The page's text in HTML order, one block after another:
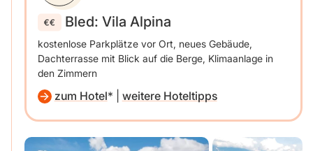
Bled: Vila Alpina
kostenlose Parkplätze vor Ort, neues Gebäude,
Dachterrasse mit Blick auf die Berge, Klimaanlage in
den Zimmern
zum Hotel weitere Hoteltipps